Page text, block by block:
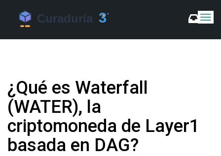
C
m
¿Qué es Waterfall
(WATER), la
criptomoneda de Layer1
basada en DAG?